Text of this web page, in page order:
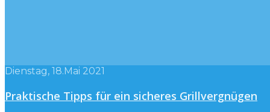
Dienstag, 18.Mai 2021
Praktische Tipps für ein sicheres Grillvergnügen